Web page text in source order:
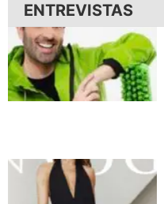
ENTREVISTAS